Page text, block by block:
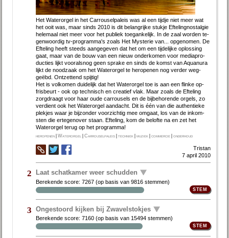
Het Wa­ter­or­gel in het Car­rou­sel­pa­leis was al een tijd­je niet meer wat
het ooit was, maar sinds 2010 is dit be­lang­rij­ke stuk­je Ef­te­ling­nostal­gie
he­le­maal niet meer voor het pu­bliek toe­gan­ke­lijk. In de zaal wor­den te­
gen­woor­dig tv-pro­gram­ma's zo­als Het Mysterie van... op­ge­no­men. De
Ef­te­ling heeft steeds aan­ge­ge­ven dat het om een tij­de­lij­ke op­los­sing
gaat, maar van de bouw van een nieuw on­der­ko­men voor me­dia­pro­
duc­ties lijkt voor­als­nog geen spra­ke en sinds de komst van Aquan­ura
lijkt de nood­zaak om het Wa­ter­or­gel te her­o­pe­nen nog ver­der weg­
geëbd. Ont­zet­tend spij­tig!
Het is vol­ko­men dui­de­lijk dat het Wa­ter­or­gel toe is aan een flin­ke op­
fris­beurt - ook op tech­nisch en cre­a­tief vlak. Maar zo­als de Ef­te­ling
zorgdraagt voor haar ou­de car­rou­sels en de bij­be­ho­ren­de or­gels, zo
ver­dient ook het Wa­ter­or­gel aan­dacht. Dit is één van die au­then­tie­ke
plek­jes waar je bij­zon­der voor­zich­tig mee om­gaat, los van de in­kom­
sten die er­te­gen­over staan. Ef­te­ling, kom de be­lof­te na en zet het
Water­orgel terug op het pro­gram­ma!
heropenen |Waterorgel |Carrouselpaleis |techniek |muziek |commercie |onderhoud
Tristan
7 april 2010
2 Laat schatkamer weer schudden
Berekende score:7267 (op basis van9816 stemmen)
3 Ongestoord kijken bij Zwavelstokjes
Berekende score:7160 (op basis van 15494 stemmen)